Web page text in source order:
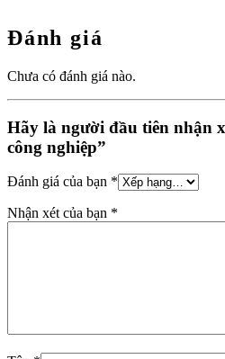
Đánh giá
Chưa có đánh giá nào.
Hãy là người đầu tiên nhận
công nghiệp”
Đánh giá của bạn *
Nhận xét của bạn *